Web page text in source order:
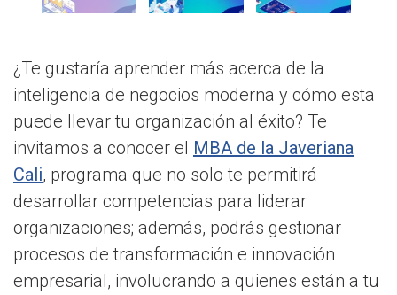
¿Te gustaría aprender más acerca de la
inteligencia de negocios moderna y cómo esta
puede llevar tu organización al éxito? Te
invitamos a conocer el MBA de la Javeriana
Cali, programa que no solo te permitirá
desarrollar competencias para liderar
organizaciones; además, podrás gestionar
procesos de transformación e innovación
empresarial, involucrando a quienes están a tu